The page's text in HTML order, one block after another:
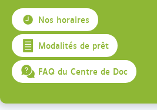
Nos horaires
Modalités de prêt
FAQ du Centre de Doc